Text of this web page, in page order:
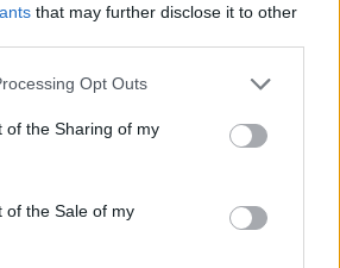
that may further disclose it to other
app uses one or more Google
or usage behaviour. You may click to
to Google and its third-party tags to
specified purposes in below Google
Opt Outs
of the Sharing of my
of the Sale of my
in tempo reale?
nel canale telegram di
video e le tue foto